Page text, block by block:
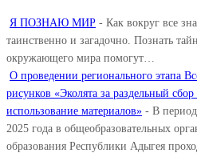
Я ПОЗНАЮ МИР - Как вокруг все
таинственно и загадочно. Познать
окружающего мира помогут…
О проведении регионального этапа
рисунков «Эколята за раздельный
использование материалов» - В период
2025 года в общеобразовательных
образования Республики Адыгея